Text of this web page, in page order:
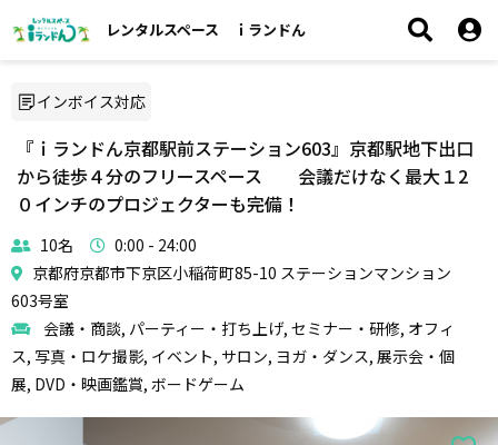
レンタルスペース ｉランドん
インボイス対応
『ｉランドん京都駅前ステーション603』京都駅地下出口
から徒歩４分のフリースペース 会議だけなく最大１2
０インチのプロジェクターも完備！
10名
0:00 - 24:00
京都府京都市下京区小稲荷町85-10 ステーションマンション
603号室
会議・商談, パーティー・打ち上げ, セミナー・研修, オフィ
ス, 写真・ロケ撮影, イベント, サロン, ヨガ・ダンス, 展示会・個
展, DVD・映画鑑賞, ボードゲーム